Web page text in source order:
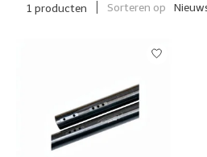
1 producten Sorteren op